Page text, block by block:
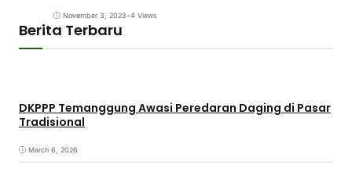
November 3, 2023•4 Views
Berita Terbaru
DKPPP Temanggung Awasi Peredaran Daging di Pasar
Tradisional
March 6, 2026